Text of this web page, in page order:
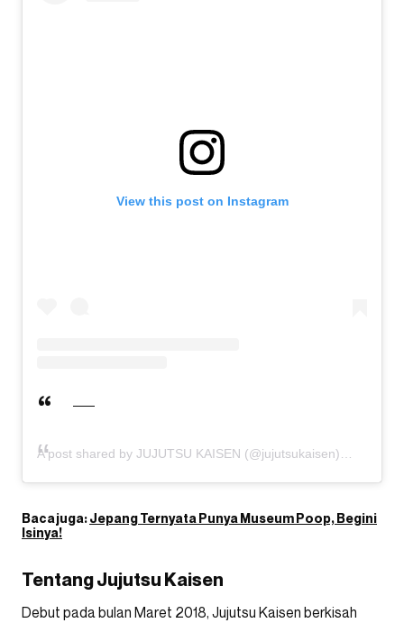
View this post on Instagram
A post shared by JUJUTSU KAISEN (@jujutsukaisen)
Baca juga:Jepang Ternyata Punya Museum Poop, Begini
Isinya!
Tentang Jujutsu Kaisen
Debut pada bulan Maret 2018, Jujutsu Kaisen berkisah